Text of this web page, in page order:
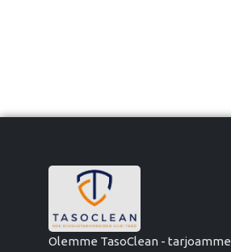
Olemme TasoClean - tarjoamme